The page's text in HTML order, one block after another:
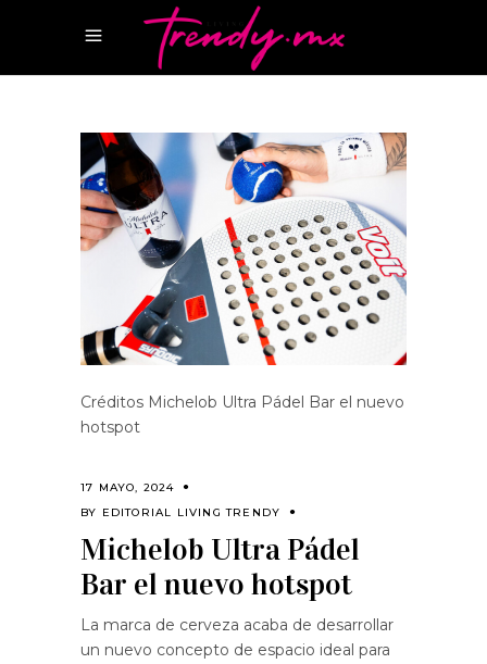
Créditos Michelob Ultra Pádel Bar el nuevo
hotspot
17 MAYO, 2024
BY EDITORIAL LIVING TRENDY
Michelob Ultra Pádel
Bar el nuevo hotspot
La marca de cerveza acaba de desarrollar
un nuevo concepto de espacio ideal para